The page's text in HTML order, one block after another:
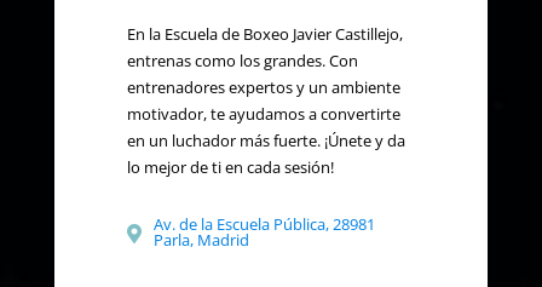
En la Escuela de Boxeo Javier Castillejo,
entrenas como los grandes. Con
entrenadores expertos y un ambiente
motivador, te ayudamos a convertirte
en un luchador más fuerte. ¡Únete y da
lo mejor de ti en cada sesión!
Av. de la Escuela Pública, 28981
Parla, Madrid